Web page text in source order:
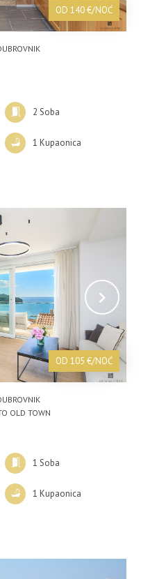
OD 140 €/NOĆ
2 Soba
1 Kupaonica
OD 105 €/NOĆ
OLD TOWN
1 Soba
1 Kupaonica